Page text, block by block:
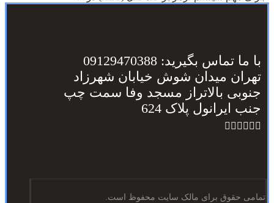
با ما تماس بگیرید: 09129470388
تهران میدان شوش خیابان شهرزاد
جنوبی بالاتراز مسجد وفا سمت چپ
جنب ایرانول پلاک 624
تمامی حقوق برای مالک سایت محفوظ است.